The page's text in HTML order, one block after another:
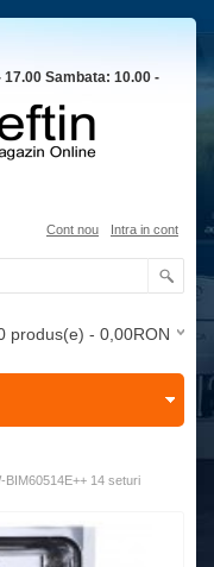
Sambata: 10.00 -
Cont nou Intra in cont
produs(e) - 0,00RON
14 seturi